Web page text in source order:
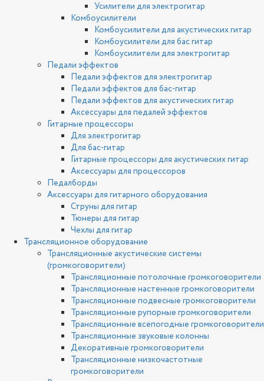
Усилители для электрогитар
Комбоусилители
Комбоусилители для акустических гитар
Комбоусилители для бас гитар
Комбоусилители для электрогитар
Педали эффектов
Педали эффектов для электрогитар
Педали эффектов для бас-гитар
Педали эффектов для акустических гитар
Аксессуары для педалей эффектов
Гитарные процессоры
Для электрогитар
Для бас-гитар
Гитарные процессоры для акустических гитар
Аксессуары для процессоров
Педалборды
Аксессуары для гитарного оборудования
Струны для гитар
Тюнеры для гитар
Чехлы для гитар
Трансляционное оборудование
Трансляционные акустические системы
(громкоговорители)
Трансляционные потолочные громкоговорители
Трансляционные настенные громкоговорители
Трансляционные подвесные громкоговорители
Трансляционные рупорные громкоговорители
Трансляционные всепогодные громкоговорители
Трансляционные звуковые колонны
Декоративные громкоговорители
Трансляционные низкочастотные
громкоговорители